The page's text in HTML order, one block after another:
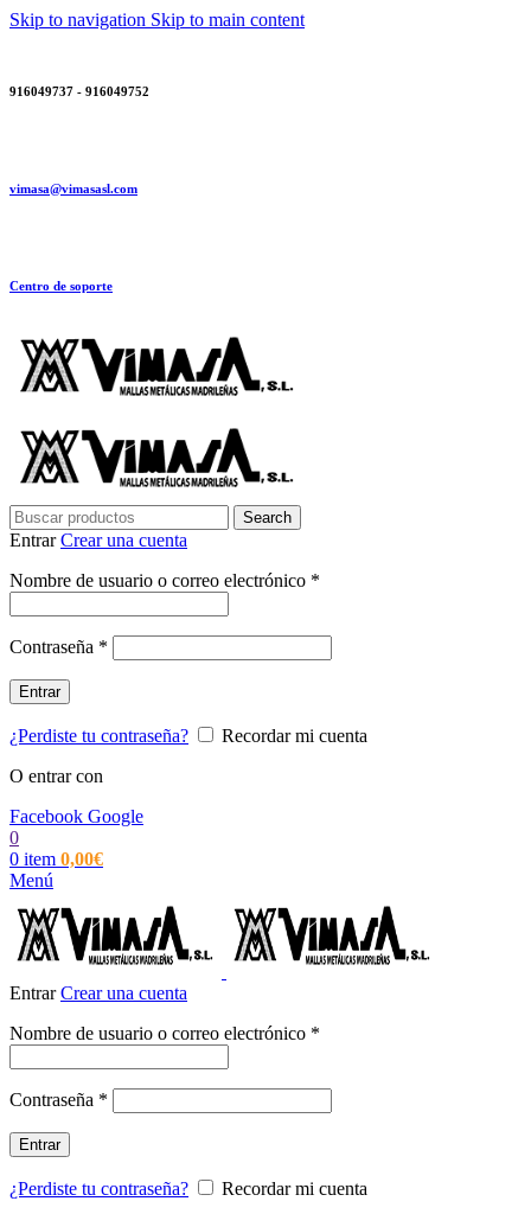
Skip to navigation Skip to main content
916049737 - 916049752
vimasa@vimasasl.com
Centro de soporte
Search
EntrarCrear una cuenta
Nombre de usuario o correo electrónico *
Contraseña *
Entrar
¿Perdiste tu contraseña?
Recordar mi cuenta
O entrar con
Facebook Google
0
0 item 0,00€
Menú
EntrarCrear una cuenta
Nombre de usuario o correo electrónico *
Contraseña *
Entrar
¿Perdiste tu contraseña?
Recordar mi cuenta